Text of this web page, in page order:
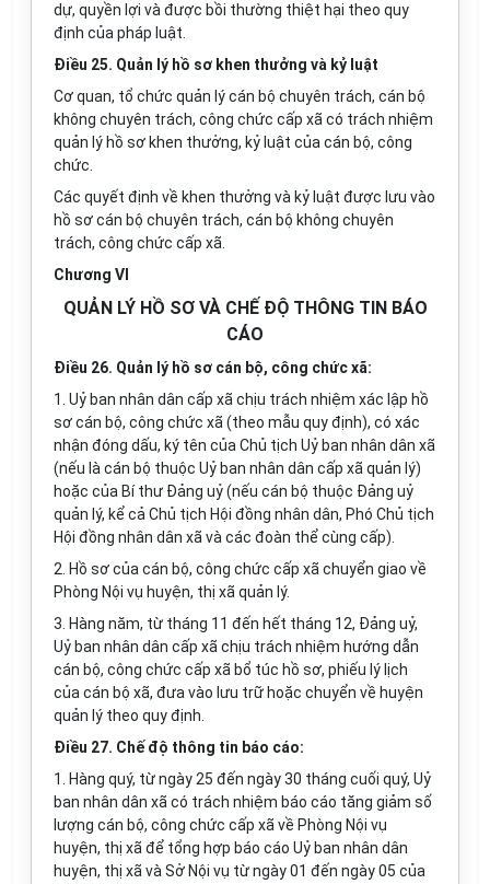
dự, quyền lợi và được bồi thường thiệt hại theo quy
định của pháp luật.
Điều 25. Quản lý hồ sơ khen thưởng và kỷ luật
Cơ quan, tổ chức quản lý cán bộ chuyên trách, cán bộ
không chuyên trách, công chức cấp xã có trách nhiệm
quản lý hồ sơ khen thưởng, kỷ luật của cán bộ, công
chức.
Các quyết định về khen thưởng và kỷ luật được lưu vào
hồ sơ cán bộ chuyên trách, cán bộ không chuyên
trách, công chức cấp xã.
Chương VI
QUẢN LÝ HỒ SƠ VÀ CHẾ ĐỘ THÔNG TIN BÁO
CÁO
Điều 26. Quản lý hồ sơ cán bộ, công chức xã:
1. Uỷ ban nhân dân cấp xã chịu trách nhiệm xác lập hồ
sơ cán bộ, công chức xã (theo mẫu quy định), có xác
nhận đóng dấu, ký tên của Chủ tịch Uỷ ban nhân dân xã
(nếu là cán bộ thuộc Uỷ ban nhân dân cấp xã quản lý)
hoặc của Bí thư Đảng uỷ (nếu cán bộ thuộc Đảng uỷ
quản lý, kể cả Chủ tịch Hội đồng nhân dân, Phó Chủ tịch
Hội đồng nhân dân xã và các đoàn thể cùng cấp).
2. Hồ sơ của cán bộ, công chức cấp xã chuyển giao về
Phòng Nội vụ huyện, thị xã quản lý.
3. Hàng năm, từ tháng 11 đến hết tháng 12, Đảng uỷ,
Uỷ ban nhân dân cấp xã chịu trách nhiệm hướng dẫn
cán bộ, công chức cấp xã bổ túc hồ sơ, phiếu lý lịch
của cán bộ xã, đưa vào lưu trữ hoặc chuyển về huyện
quản lý theo quy định.
Điều 27. Chế độ thông tin báo cáo:
1. Hàng quý, từ ngày 25 đến ngày 30 tháng cuối quý, Uỷ
ban nhân dân xã có trách nhiệm báo cáo tăng giảm số
lượng cán bộ, công chức cấp xã về Phòng Nội vụ
huyện, thị xã để tổng hợp báo cáo Uỷ ban nhân dân
huyện, thị xã và Sở Nội vụ từ ngày 01 đến ngày 05 của